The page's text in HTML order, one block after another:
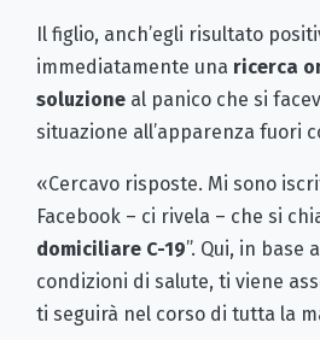
Il figlio, anch’egli risultato
immediatamente una ricerca
soluzione al panico che si
situazione all’apparenza fuori
«Cercavo risposte. Mi sono
Facebook – ci rivela – che si
domiciliare C-19”. Qui, in base
condizioni di salute, ti viene
ti seguirà nel corso di tutta la